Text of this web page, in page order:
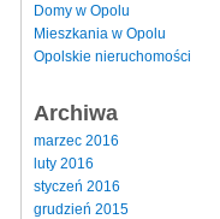
Domy w Opolu
Mieszkania w Opolu
Opolskie nieruchomości
Archiwa
marzec 2016
luty 2016
styczeń 2016
grudzień 2015